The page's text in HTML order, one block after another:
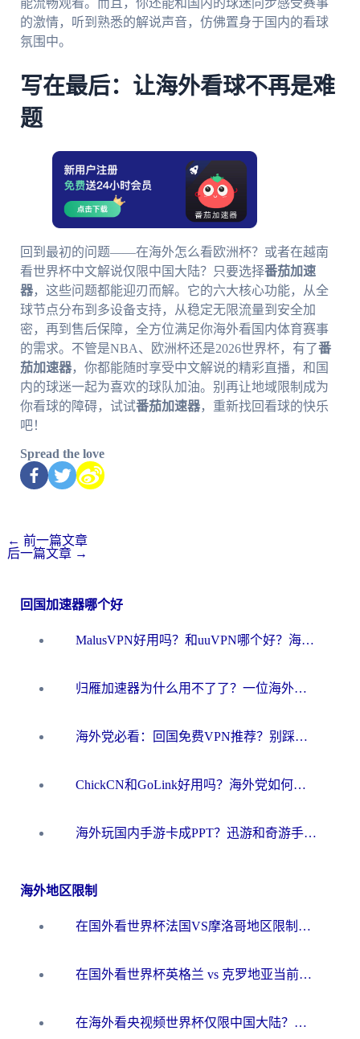
能流畅观看。而且，你还能和国内的球迷同步感受赛事
的激情，听到熟悉的解说声音，仿佛置身于国内的看球
氛围中。
写在最后：让海外看球不再是难
题
回到最初的问题——在海外怎么看欧洲杯？或者在越南
看世界杯中文解说仅限中国大陆？只要选择番茄加速
器，这些问题都能迎刃而解。它的六大核心功能，从全
球节点分布到多设备支持，从稳定无限流量到安全加
密，再到售后保障，全方位满足你海外看国内体育赛事
的需求。不管是NBA、欧洲杯还是2026世界杯，有了番
茄加速器，你都能随时享受中文解说的精彩直播，和国
内的球迷一起为喜欢的球队加油。别再让地域限制成为
你看球的障碍，试试番茄加速器，重新找回看球的快乐
吧！
Spread the love
← 前一篇文章
后一篇文章 →
回国加速器哪个好
MalusVPN好用吗？和uuVPN哪个好？海外党无缝访问国内资源的真实对比与选择指南
归雁加速器为什么用不了了？一位海外游子的真实困惑与技术解答
海外党必看：回国免费VPN推荐？别踩坑！教你选对加速器无缝刷国内资源
ChickCN和GoLink好用吗？海外党如何选对回国加速器
海外玩国内手游卡成PPT？迅游和奇游手游哪个好？一篇讲透回国加速器怎么选
海外地区限制
在国外看世界杯法国VS摩洛哥地区限制？这篇指南让你流畅看中文解说无压力
在国外看世界杯英格兰 vs 克罗地亚当前地区不可播放？这篇指南帮你搞定所有海外观赛难题
在海外看央视频世界杯仅限中国大陆？这篇指南帮你解锁中文解说+无卡顿直播